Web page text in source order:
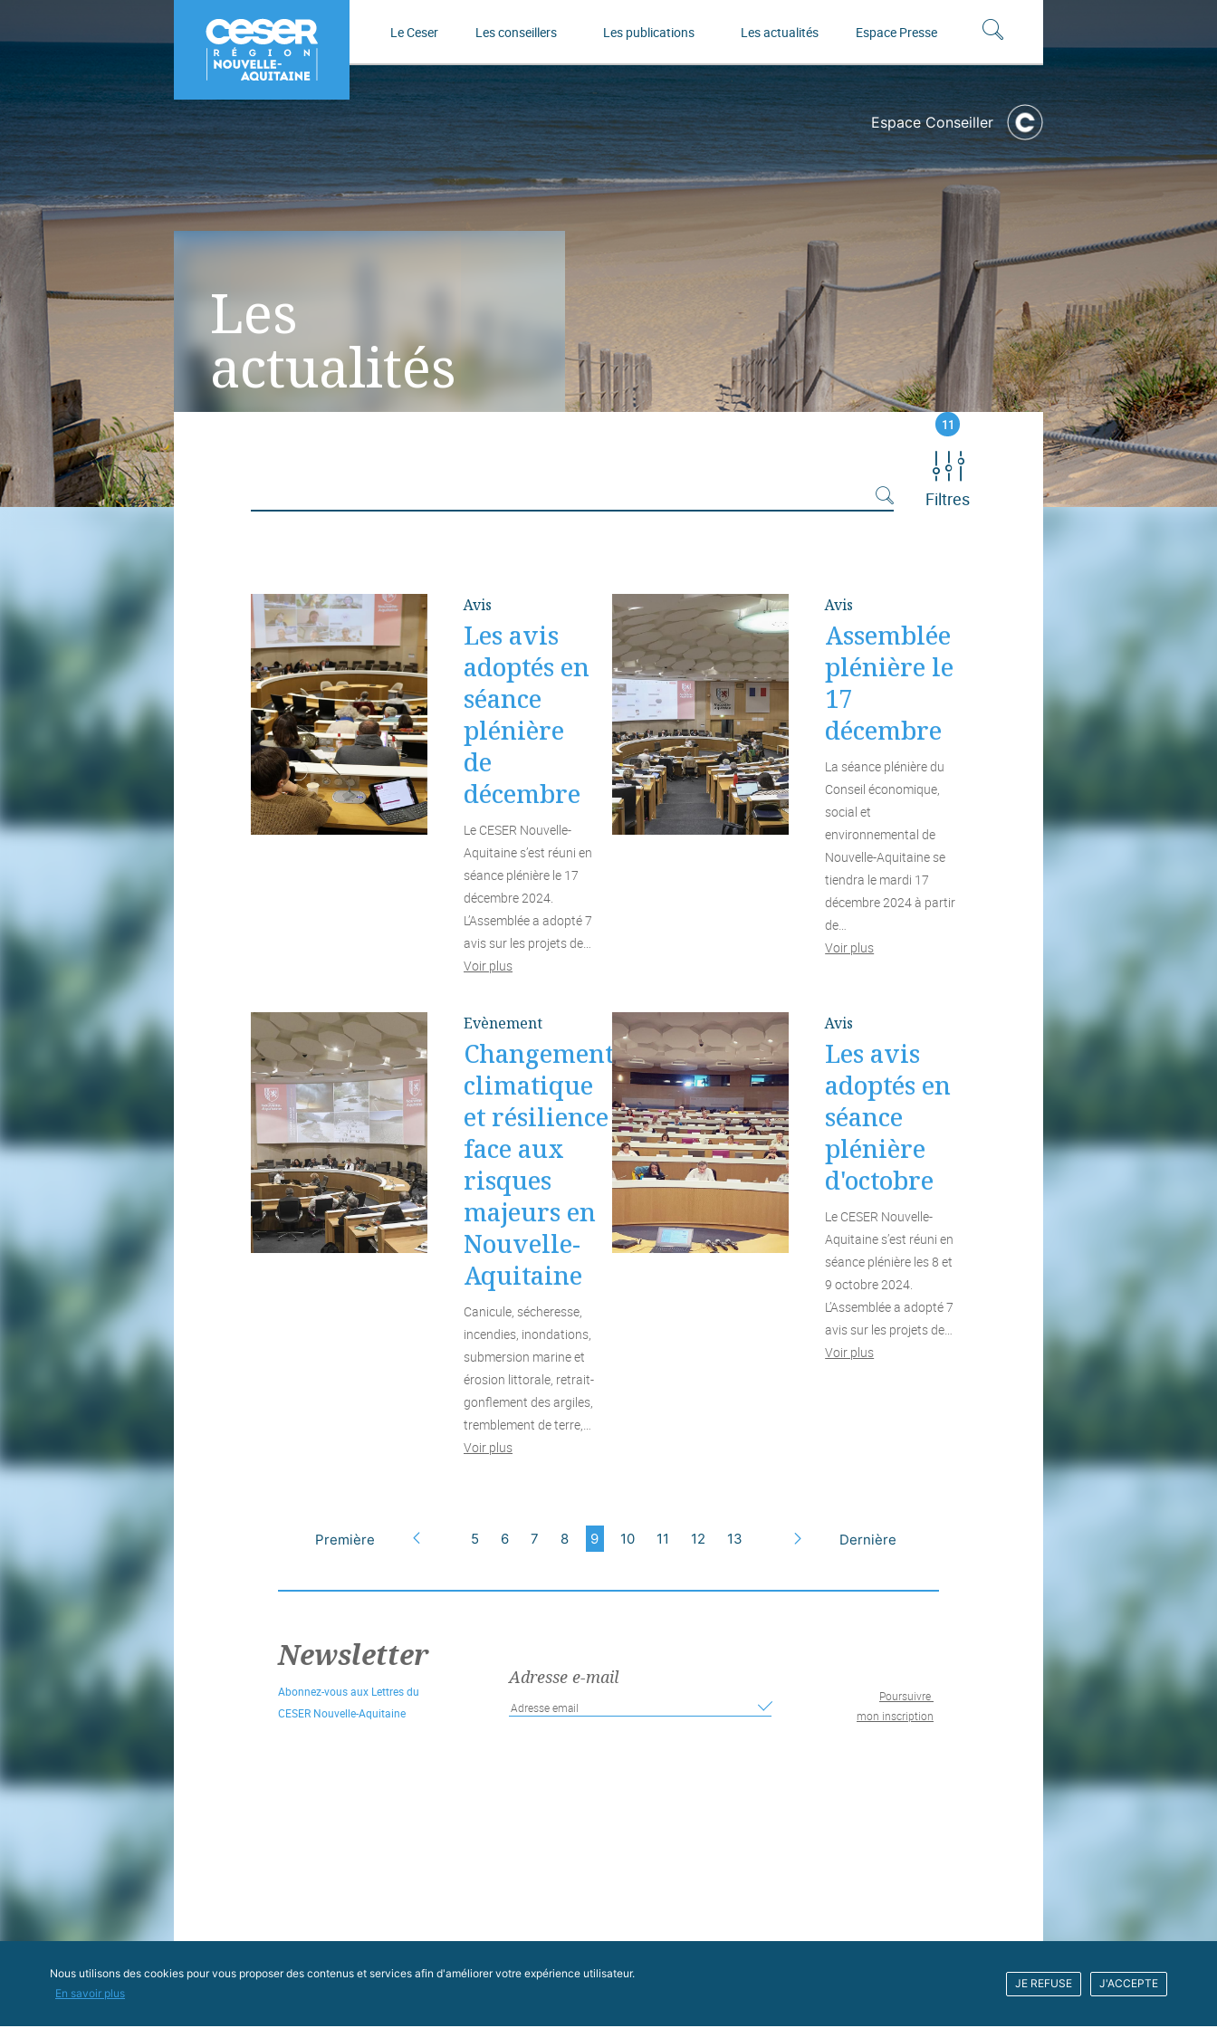
Le Ceser Les conseillers Les publications Les actualités Espace Presse
Espace Conseiller
Les
actualités
11
Filtres
Avis
Les avis
adoptés en
séance
plénière
de
décembre
Le CESER Nouvelle-
Aquitaine s’est réuni en
séance plénière le 17
décembre 2024.
L’Assemblée a adopté 7
avis sur les projets de…
Voir plus
Avis
Assemblée
plénière le
17
décembre
La séance plénière du
Conseil économique,
social et
environnemental de
Nouvelle-Aquitaine se
tiendra le mardi 17
décembre 2024 à partir
de…
Voir plus
Evènement
Changement
climatique
et résilience
face aux
risques
majeurs en
Nouvelle-
Aquitaine
Canicule, sécheresse,
incendies, inondations,
submersion marine et
érosion littorale, retrait-
gonflement des argiles,
tremblement de terre,…
Voir plus
Avis
Les avis
adoptés en
séance
plénière
d'octobre
Le CESER Nouvelle-
Aquitaine s’est réuni en
séance plénière les 8 et
9 octobre 2024.
L’Assemblée a adopté 7
avis sur les projets de…
Voir plus
Première Précédent
5 6 7 8 9 10 11 12 13 SuivantDernière
Newsletter
Abonnez-vous aux Lettres du
CESER Nouvelle-Aquitaine
Adresse e-mail
Poursuivre
mon inscription
Régional Nouvelle-Aquitaine
Nous utilisons des cookies pour vous proposer des contenus et services afin d'améliorer votre expérience utilisateur.
En savoir plus
JE REFUSE J'ACCEPTE